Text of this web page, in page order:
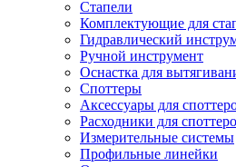
Стапели
Комплектующие для
Гидравлический
Ручной инструмент
Оснастка для
Споттеры
Аксессуары для
Расходники для
Измерительные системы
Профильные линейки